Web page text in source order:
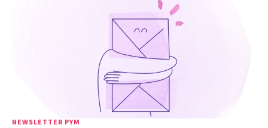
NEWSLETTER PYM